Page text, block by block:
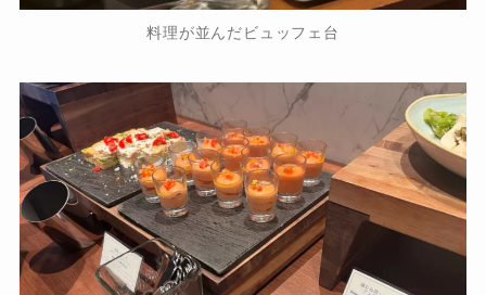
料理が並んだビュッフェ台